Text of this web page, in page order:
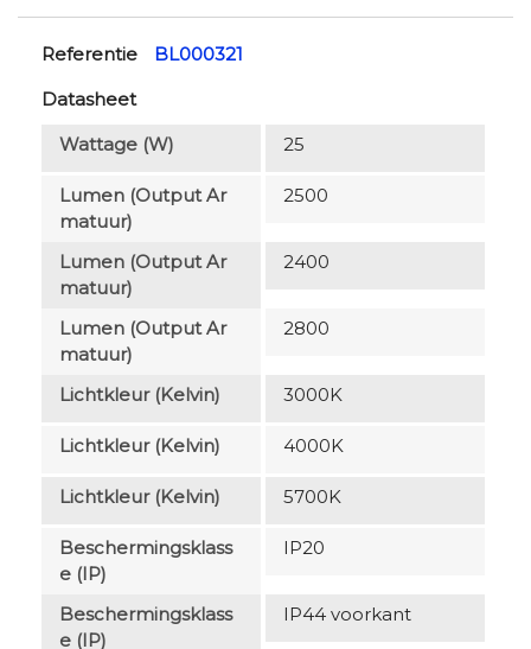
Referentie
BL000321
Datasheet
Wattage (W)
25
Lumen (output Ar
Matuur)
2500
Lumen (output Ar
Matuur)
2400
Lumen (output Ar
Matuur)
2800
Lichtkleur (Kelvin) 3000K
Lichtkleur (Kelvin) 4000K
Lichtkleur (Kelvin) 5700K
Beschermingsklass
E (IP)
IP20
Beschermingsklass
E (IP)
IP44 voorkant